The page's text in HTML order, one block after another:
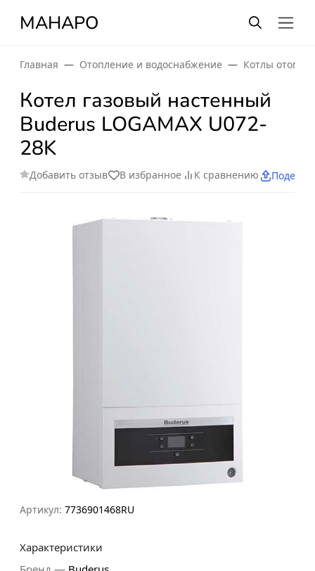
МАНАРО
Главная Отопление и водоснабжение Котлы
Котел газовый настенный
Buderus LOGAMAX U072-
28K
Добавить отзыв В избранное К сравнению
Артикул: 7736901468RU
Характеристики